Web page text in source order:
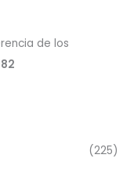
de los
(225)